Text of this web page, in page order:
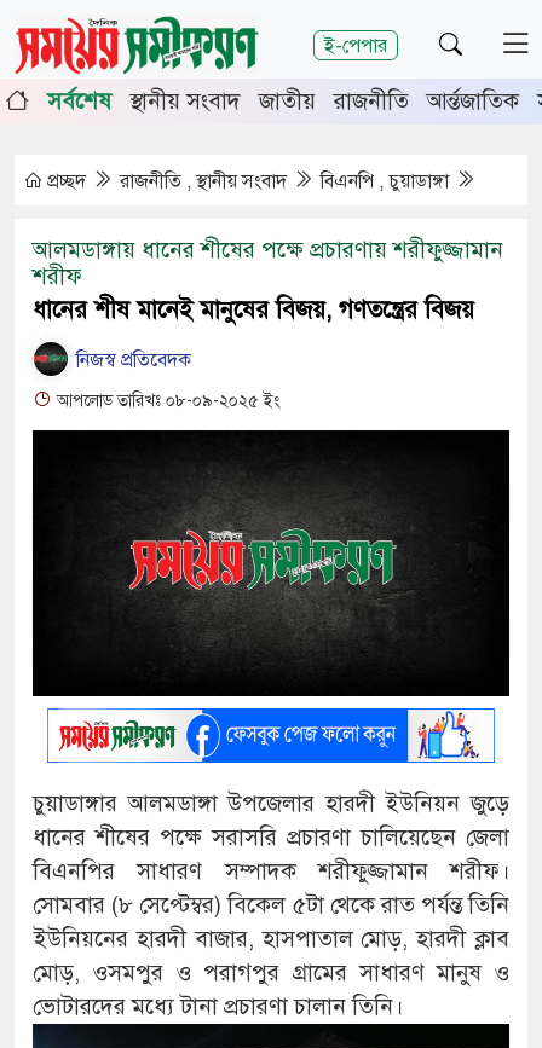
ই-পেপার
শিরোনাম
চুয়াডাঙ্গা-মেহেরপুরে জামায়াতের গণমিছিল
চুয়াডাঙ্গায়
সিনিয়র জেলা জজ রফিকুল ইসলাম
সর্বশেষ স্থানীয় সংবাদ জাতীয় রাজনীতি আর্ন্তজাতিক
প্রচ্ছদ রাজনীতি , স্থানীয় সংবাদ বিএনপি , চুয়াডাঙ্গা
আলমডাঙ্গায় ধানের শীষের পক্ষে প্রচারণায় শরীফুজ্জামান
শরীফ
ধানের শীষ মানেই মানুষের বিজয়, গণতন্ত্রের বিজয়
নিজস্ব প্রতিবেদক
আপলোড তারিখঃ ০৮-০৯-২০২৫ ইং
চুয়াডাঙ্গার আলমডাঙ্গা উপজেলার হারদী ইউনিয়ন জুড়ে
ধানের শীষের পক্ষে সরাসরি প্রচারণা চালিয়েছেন জেলা
বিএনপির সাধারণ সম্পাদক শরীফুজ্জামান শরীফ।
সোমবার (৮ সেপ্টেম্বর) বিকেল ৫টা থেকে রাত পর্যন্ত তিনি
ইউনিয়নের হারদী বাজার, হাসপাতাল মোড়, হারদী ক্লাব
মোড়, ওসমপুর ও পরাগপুর গ্রামের সাধারণ মানুষ ও
ভোটারদের মধ্যে টানা প্রচারণা চালান তিনি।